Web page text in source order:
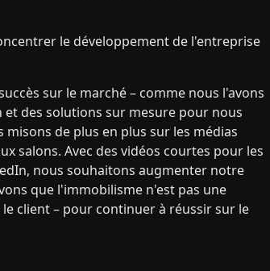
le développement de l'entreprise
sur le marché – comme nous l'avons
des solutions sur mesure pour nous
de plus en plus sur les médias
salons. Avec des vidéos courtes pour les
nous souhaitons augmenter notre
que l'immobilisme n'est pas une
client – pour continuer à réussir sur le